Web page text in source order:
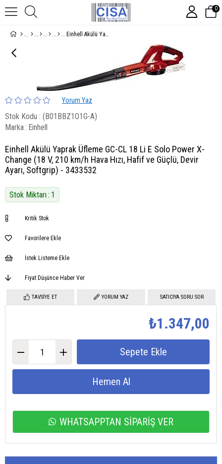
0
Einhell Akülü Yaprak Üfleme GC-CL 18 Li E Solo Power X-Change (18 V, 210 km/h Hava Hızı, Hafif ve Güçlü, Devir Ayarı, Softgrip) - 3433532
Yorum Yaz
Stok Kodu
(B01BBZ1O1G-A)
Marka: Einhell
Einhell Akülü Yaprak Üfleme GC-CL 18 Li E Solo Power X-
Change (18 V, 210 km/h Hava Hızı, Hafif ve Güçlü, Devir
Ayarı, Softgrip) - 3433532
Stok Miktarı: 1
Kritik Stok
Favorilere Ekle
İstek Listeme Ekle
Fiyat Düşünce Haber Ver
TAVSIYE ET YORUM YAZ SATICIYA SORU SOR
₺1.347,00
WHATSAPPTAN SİPARİŞ VER